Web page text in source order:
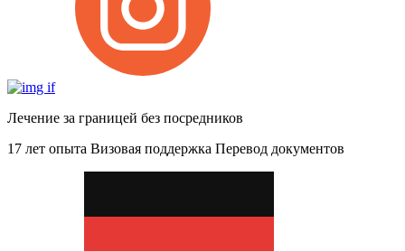
Лечение за границей без посредников
17 лет опыта Визовая поддержка Перевод документов